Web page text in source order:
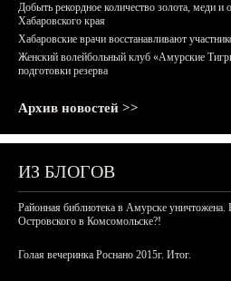
Добыть рекордное количество золота, меди и
Хабаровского края
Хабаровские врачи восстанавливают
Женский волейбольный клуб «Амурские
подготовки резерва
Архив новостей >>
ИЗ БЛОГОВ
Районная библиотека в Амурске уничтожена.
Островского в Комсомольске?!
Голая вечеринка Роснано 2015г. Итог.